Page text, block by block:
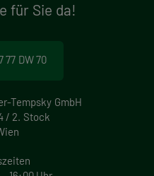
für Sie da!
77 DW 70
Tempsky GmbH
/ 2. Stock